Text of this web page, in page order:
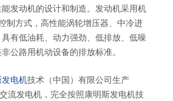
发动机的设计和制造。发动机采用机
制方式，高性能涡轮增压器、中冷进
有低油耗、动力强劲、低排放、低噪
公路用机动设备的排放标准。
电机技术（中国）有限公司生产
流发电机，完全按照康明斯发电机技